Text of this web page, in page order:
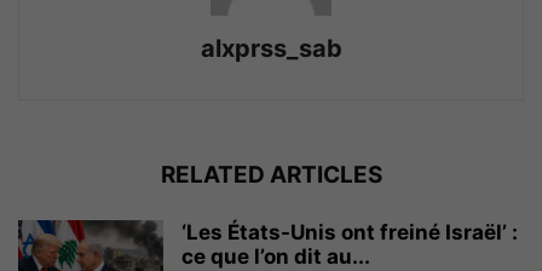
alxprss_sab
RELATED ARTICLES
‘Les États-Unis ont freiné Israël’ :
ce que l’on dit au...